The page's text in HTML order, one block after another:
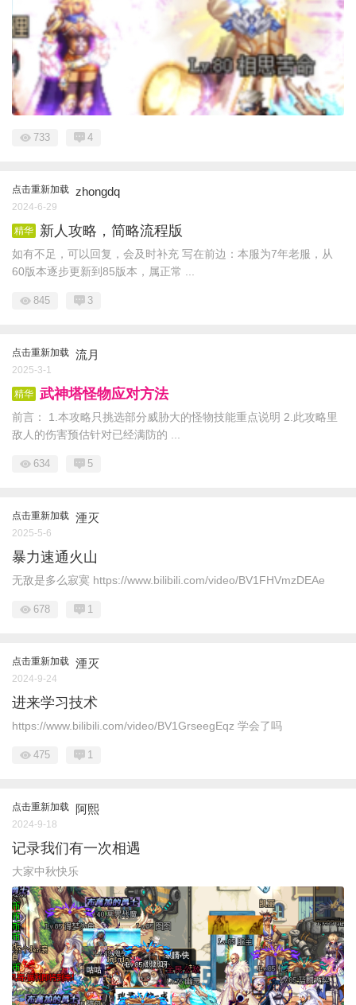
733 4
点击重新加载 zhongdq
2024-6-29
精华 新人攻略，简略流程版
如有不足，可以回复，会及时补充 写在前边：本服为7年老服，从
60版本逐步更新到85版本，属正常 ...
845 3
点击重新加载 流月
2025-3-1
精华 武神塔怪物应对方法
前言： 1.本攻略只挑选部分威胁大的怪物技能重点说明 2.此攻略里
敌人的伤害预估针对已经满防的 ...
634 5
点击重新加载 湮灭
2025-5-6
暴力速通火山
无敌是多么寂寞 https://www.bilibili.com/video/BV1FHVmzDEAe
678 1
点击重新加载 湮灭
2024-9-24
进来学习技术
https://www.bilibili.com/video/BV1GrseegEqz 学会了吗
475 1
点击重新加载 阿熙
2024-9-18
记录我们有一次相遇
大家中秋快乐